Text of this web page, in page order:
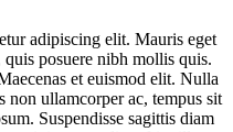
adipiscing elit. Mauris eget
posuere nibh mollis quis.
et euismod elit. Nulla
ullamcorper ac, tempus sit
Suspendisse sagittis diam